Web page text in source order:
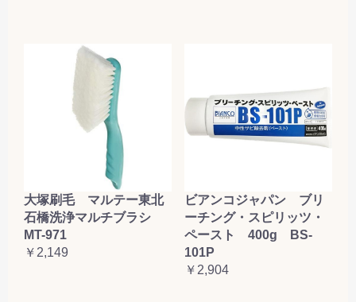
大塚刷毛 マルテー東北
石橋洗浄マルチブラシ
MT-971
￥2,149
ビアンコジャパン ブリ
ーチング・スピリッツ・
ペースト 400g BS-
101P
￥2,904